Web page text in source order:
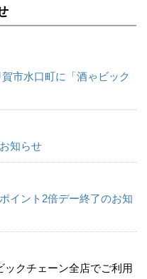
市水口町に「酒ゃビック
知らせ
イント2倍デー終了のお知
ックチェーン全店でご利用